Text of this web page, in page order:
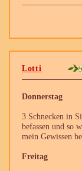
Lotti
Donnerstag
3 Schnecken in
befassen und so
mein Gewissen
Freitag